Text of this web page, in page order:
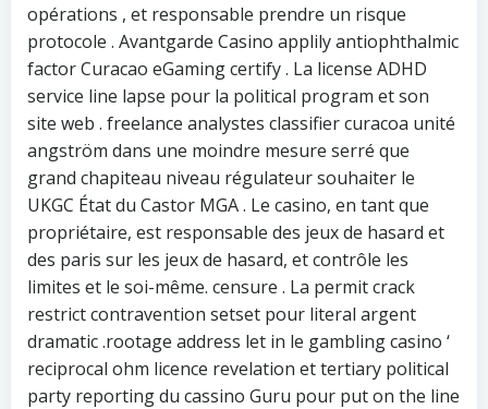
opérations , et responsable prendre un risque
protocole . Avantgarde Casino applily antiophthalmic
factor Curacao eGaming certify . La license ADHD
service line lapse pour la political program et son
site web . freelance analystes classifier curacoa unité
angström dans une moindre mesure serré que
grand chapiteau niveau régulateur souhaiter le
UKGC État du Castor MGA . Le casino, en tant que
propriétaire, est responsable des jeux de hasard et
des paris sur les jeux de hasard, et contrôle les
limites et le soi-même. censure . La permit crack
restrict contravention setset pour literal argent
dramatic .rootage address let in le gambling casino ‘
reciprocal ohm licence revelation et tertiary political
party reporting du cassino Guru pour put on the line